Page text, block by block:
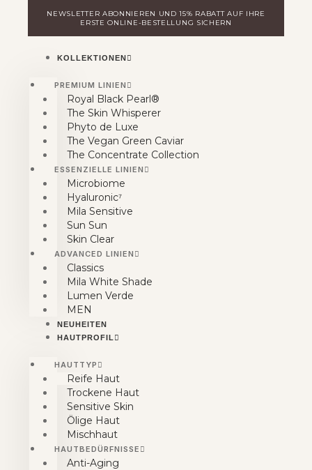
InhaltNEWSLETTER ABONNIEREN UND 15% RABATT AUF IHRE
ERSTE ONLINE-BESTELLUNG SICHERN
KOLLEKTIONEN
PREMIUM LINIEN
Royal Black Pearl®
The Skin Whisperer
Phyto de Luxe
The Vegan Green Caviar
The Concentrate Collection
ESSENZIELLE LINIEN
Microbiome
Hyaluronic⁷
Mila Sensitive
Sun Sun
Skin Clear
ADVANCED LINIEN
Classics
Mila White Shade
Lumen Verde
MEN
NEUHEITEN
HAUTPROFIL
HAUTTYP
Reife Haut
Trockene Haut
Sensitive Skin
Ölige Haut
Mischhaut
HAUTBEDÜRFNISSE
Anti-Aging